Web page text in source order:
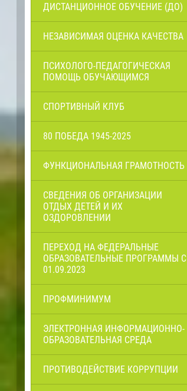
ДИСТАНЦИОННОЕ ОБУЧЕНИЕ (ДО)
НЕЗАВИСИМАЯ ОЦЕНКА КАЧЕСТВА
ПСИХОЛОГО-ПЕДАГОГИЧЕСКАЯ
ПОМОЩЬ ОБУЧАЮЩИМСЯ
СПОРТИВНЫЙ КЛУБ
80 ПОБЕДА 1945-2025
ФУНКЦИОНАЛЬНАЯ ГРАМОТНОСТЬ
СВЕДЕНИЯ ОБ ОРГАНИЗАЦИИ
ОТДЫХ ДЕТЕЙ И ИХ
ОЗДОРОВЛЕНИИ
ПЕРЕХОД НА ФЕДЕРАЛЬНЫЕ
ОБРАЗОВАТЕЛЬНЫЕ ПРОГРАММЫ С
01.09.2023
ПРОФМИНИМУМ
ЭЛЕКТРОННАЯ ИНФОРМАЦИОННО-
ОБРАЗОВАТЕЛЬНАЯ СРЕДА
ПРОТИВОДЕЙСТВИЕ КОРРУПЦИИ